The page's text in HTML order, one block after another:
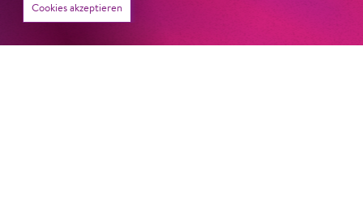
22. Juni 2026
Cookies akzeptieren